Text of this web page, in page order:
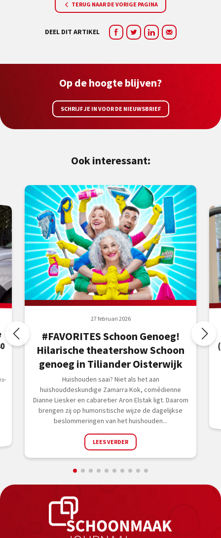
TERUG NAAR DE VORIGE PAGINA
DEEL DIT ARTIKEL
Op de hoogte blijven?
SCHRIJF JE IN VOOR DE NIEUWSBRIEF
Ook interessant:
27 februari 2026
#FAVORITES Schoon Genoeg!
Hilarische theatershow Schoon
genoeg in Tiliander Oisterwijk
Huishouden saai? Niet als het aan
huishouddeskundige Zamarra Kok, comédienne
Dianne Liesker en cabaretier Aron Elstak ligt. Daarom
brengen zij op humoristische wijze de dagelijkse
beslommeringen van het huishouden...
LEES VERDER